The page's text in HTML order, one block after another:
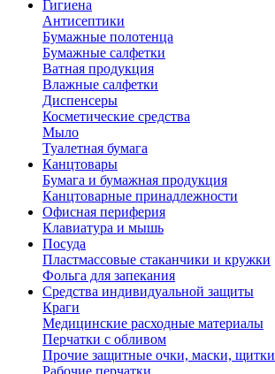
Гигиена
Антисептики
Бумажные полотенца
Бумажные салфетки
Ватная продукция
Влажные салфетки
Диспенсеры
Косметические средства
Мыло
Туалетная бумага
Канцтовары
Бумага и бумажная продукция
Канцтоварные принадлежности
Офисная периферия
Клавиатура и мышь
Посуда
Пластмассовые стаканчики и кружки
Фольга для запекания
Средства индивидуальной защиты
Краги
Медицинские расходные материалы
Перчатки с обливом
Прочие защитные очки, маски, щитки
Рабочие перчатки